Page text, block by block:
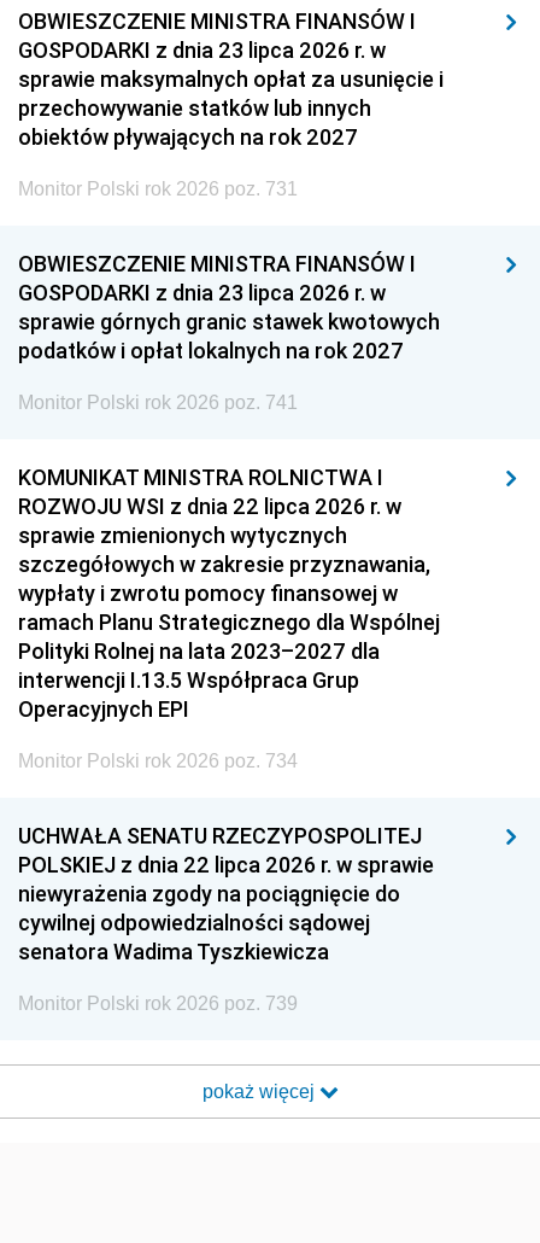
OBWIESZCZENIE MINISTRA FINANSÓW I
GOSPODARKI z dnia 23 lipca 2026 r. w
sprawie maksymalnych opłat za usunięcie i
przechowywanie statków lub innych
obiektów pływających na rok 2027
Monitor Polski rok 2026 poz. 731
OBWIESZCZENIE MINISTRA FINANSÓW I
GOSPODARKI z dnia 23 lipca 2026 r. w
sprawie górnych granic stawek kwotowych
podatków i opłat lokalnych na rok 2027
Monitor Polski rok 2026 poz. 741
KOMUNIKAT MINISTRA ROLNICTWA I
ROZWOJU WSI z dnia 22 lipca 2026 r. w
sprawie zmienionych wytycznych
szczegółowych w zakresie przyznawania,
wypłaty i zwrotu pomocy finansowej w
ramach Planu Strategicznego dla Wspólnej
Polityki Rolnej na lata 2023–2027 dla
interwencji I.13.5 Współpraca Grup
Operacyjnych EPI
Monitor Polski rok 2026 poz. 734
UCHWAŁA SENATU RZECZYPOSPOLITEJ
POLSKIEJ z dnia 22 lipca 2026 r. w sprawie
niewyrażenia zgody na pociągnięcie do
cywilnej odpowiedzialności sądowej
senatora Wadima Tyszkiewicza
Monitor Polski rok 2026 poz. 739
pokaż więcej